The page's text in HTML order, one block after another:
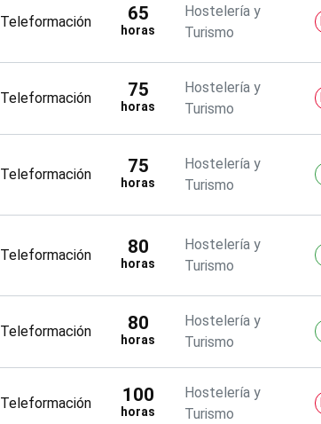
Teleformación 65
horas
Hostelería y
Turismo
Teleformación 75
horas
Hostelería y
Turismo
Teleformación 75
horas
Hostelería y
Turismo
Teleformación 80
horas
Hostelería y
Turismo
Teleformación 80
horas
Hostelería y
Turismo
Teleformación 100
horas
Hostelería y
Turismo